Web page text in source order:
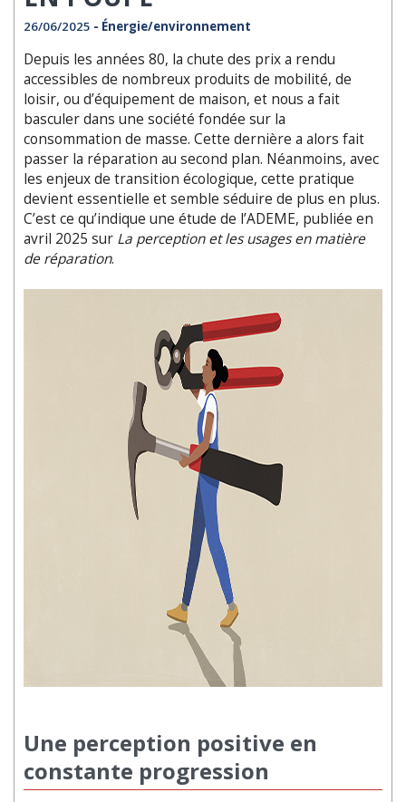
26/06/2025 - Énergie/environnement
Depuis les années 80, la chute des prix a rendu
accessibles de nombreux produits de mobilité, de
loisir, ou d’équipement de maison, et nous a fait
basculer dans une société fondée sur la
consommation de masse. Cette dernière a alors fait
passer la réparation au second plan. Néanmoins, avec
les enjeux de transition écologique, cette pratique
devient essentielle et semble séduire de plus en plus.
C’est ce qu’indique une étude de l’ADEME, publiée en
avril 2025 sur La perception et les usages en matière
de réparation.
Une perception positive en
constante progression